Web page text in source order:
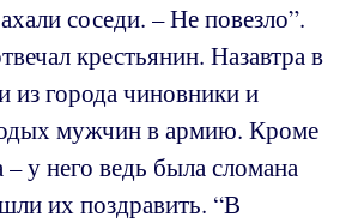
соседи. – Не повезло”.
крестьянин. Назавтра в
из города чиновники и
мужчин в армию. Кроме
у него ведь была сломана
их поздравить. “В